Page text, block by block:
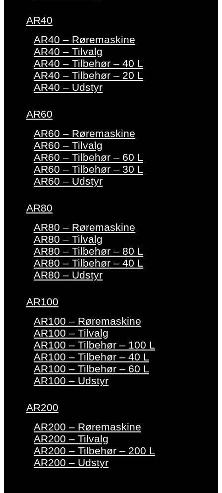
AR40
AR40 – Røremaskine
AR40 – Tilvalg
AR40 – Tilbehør – 40 L
AR40 – Tilbehør – 20 L
AR40 – Udstyr
AR60
AR60 – Røremaskine
AR60 – Tilvalg
AR60 – Tilbehør – 60 L
AR60 – Tilbehør – 30 L
AR60 – Udstyr
AR80
AR80 – Røremaskine
AR80 – Tilvalg
AR80 – Tilbehør – 80 L
AR80 – Tilbehør – 40 L
AR80 – Udstyr
AR100
AR100 – Røremaskine
AR100 – Tilvalg
AR100 – Tilbehør – 100 L
AR100 – Tilbehør – 40 L
AR100 – Tilbehør – 60 L
AR100 – Udstyr
AR200
AR200 – Røremaskine
AR200 – Tilvalg
AR200 – Tilbehør – 200 L
AR200 – Udstyr